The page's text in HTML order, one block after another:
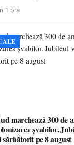
1 ora
marchează 300 de
șvabilor.
sărbătorit pe 8 august